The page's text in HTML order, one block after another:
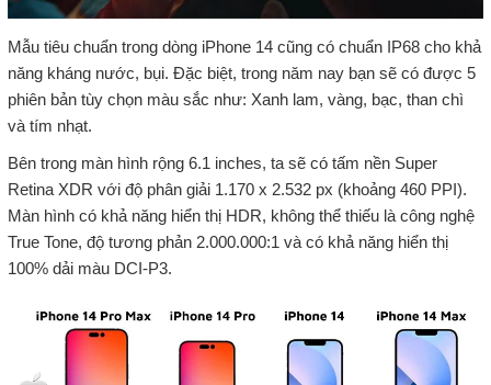
Mẫu tiêu chuẩn trong dòng iPhone 14 cũng có chuẩn IP68 cho khả
năng kháng nước, bụi. Đặc biệt, trong năm nay bạn sẽ có được 5
phiên bản tùy chọn màu sắc như: Xanh lam, vàng, bạc, than chì
và tím nhạt.
Bên trong màn hình rộng 6.1 inches, ta sẽ có tấm nền Super
Retina XDR với độ phân giải 1.170 x 2.532 px (khoảng 460 PPI).
Màn hình có khả năng hiển thị HDR, không thể thiếu là công nghệ
True Tone, độ tương phản 2.000.000:1 và có khả năng hiển thị
100% dải màu DCI-P3.